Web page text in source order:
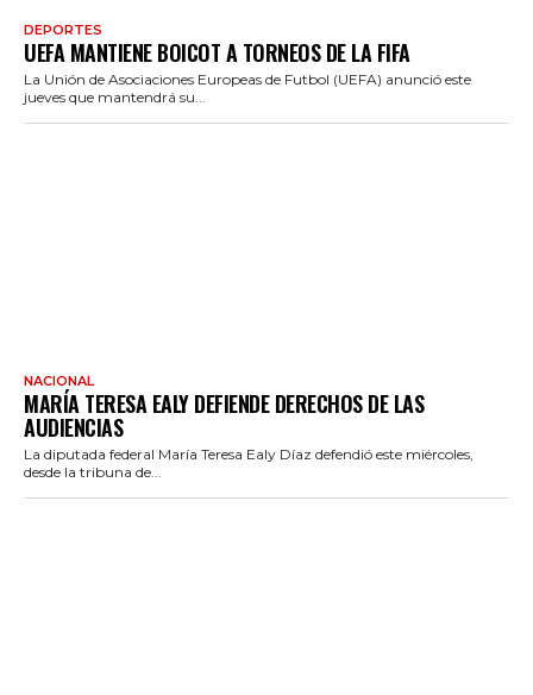
DEPORTES
UEFA MANTIENE BOICOT A TORNEOS DE LA FIFA
La Unión de Asociaciones Europeas de Futbol (UEFA) anunció este
jueves que mantendrá su...
NACIONAL
MARÍA TERESA EALY DEFIENDE DERECHOS DE LAS
AUDIENCIAS
La diputada federal María Teresa Ealy Díaz defendió este miércoles,
desde la tribuna de...